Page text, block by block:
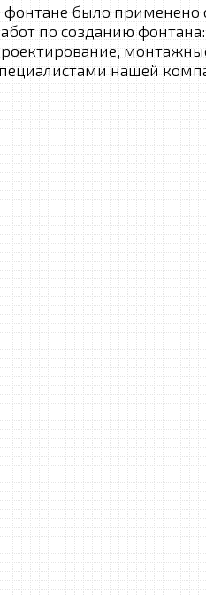
фонтане было применено
по созданию
нашей